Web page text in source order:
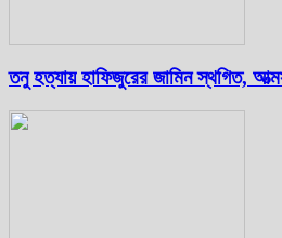
তনু হত্যায় হাফিজুরের জামিন স্থগিত,